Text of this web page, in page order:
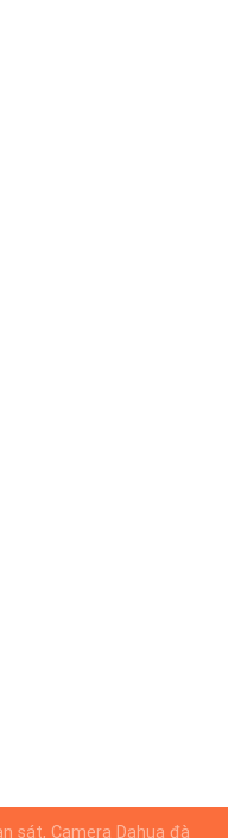
sát, Camera Dahua đà